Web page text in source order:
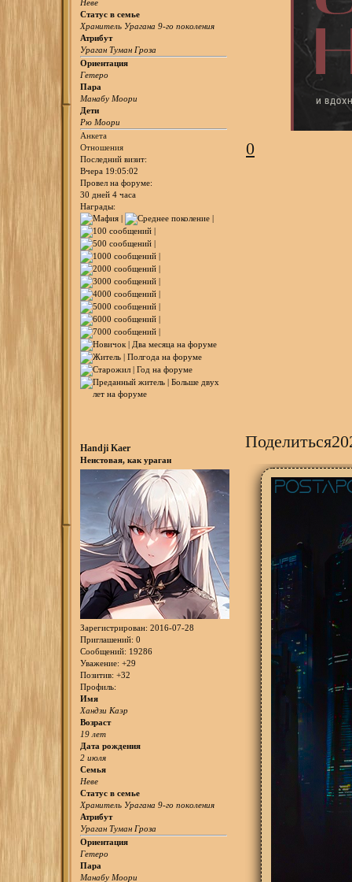
Неве
Статус в семье
Хранитель Урагана 9-го поколения
Атрибут
Ураган Туман Гроза
Ориентация
Гетеро
Пара
Манабу Моори
Дети
Рю Моори
Анкета
Отношения
Последний визит:
Вчера 19:05:02
Провел на форуме:
30 дней 4 часа
Награды:
0
Поделиться
Handji Kaer
Неистовая, как ураган
Зарегистрирован: 2016-07-28
Приглашений: 0
Сообщений: 19286
Уважение: +29
Позитив: +32
Профиль:
Имя
Хандзи Каэр
Возраст
19 лет
Дата рождения
2 июля
Семья
Неве
Статус в семье
Хранитель Урагана 9-го поколения
Атрибут
Ураган Туман Гроза
Ориентация
Гетеро
Пара
Манабу Моори